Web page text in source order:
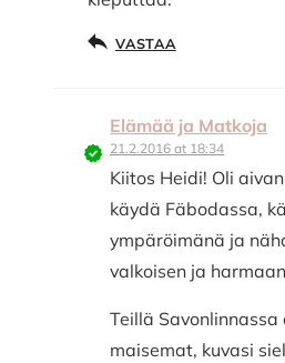
VASTAA
Elämää ja Matkoja
21.2.2016 at 18:34
Kiitos Heidi! Oli
käydä Fäbodassa,
ympäröimänä ja
valkoisen ja
Teillä
maisemat, kuvasi